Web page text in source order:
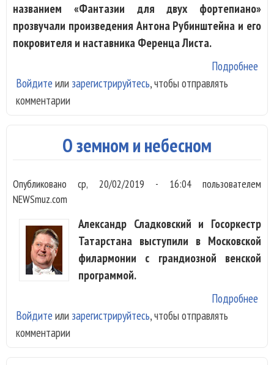
названием «Фантазии для двух фортепиано»
прозвучали произведения Антона Рубинштейна и его
покровителя и наставника Ференца Листа.
Подробнее
Войдите или зарегистрируйтесь, чтобы отправлять
комментарии
О земном и небесном
Опубликованоср, 20/02/2019 - 16:04пользователем
NEWSmuz.com
Александр Сладковский и Госоркестр
Татарстана выступили в Московской
филармонии с грандиозной венской
программой.
Подробнее
Войдите или зарегистрируйтесь, чтобы отправлять
комментарии